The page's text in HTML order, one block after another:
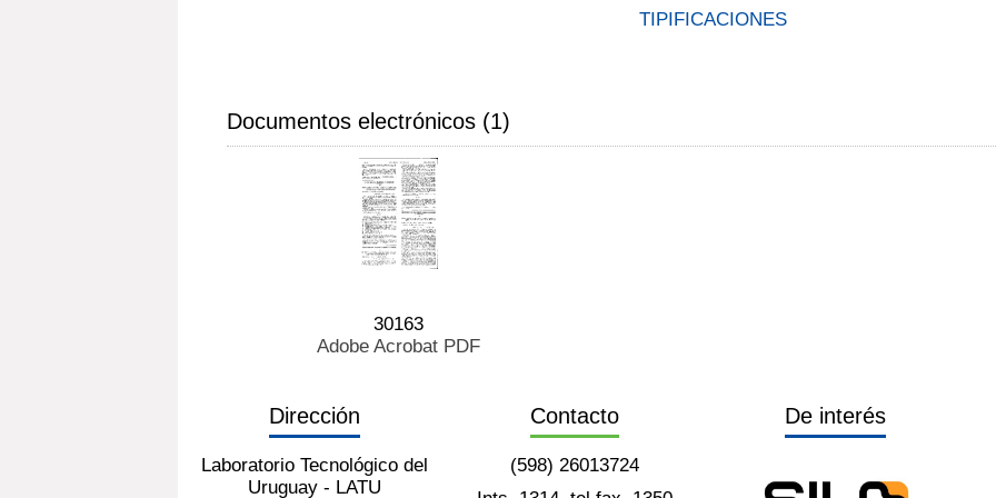
TIPIFICACIONES
Documentos electrónicos (1)
30163
Adobe Acrobat PDF
Dirección
Laboratorio Tecnológico del
Uruguay - LATU
Contacto
(598) 26013724
De interés